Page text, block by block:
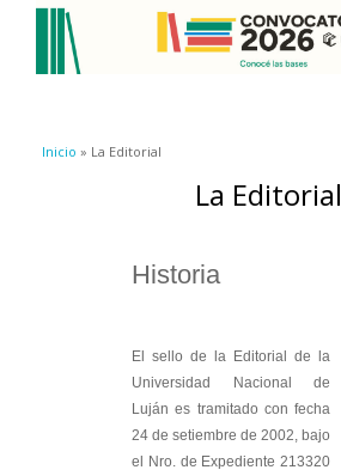
Se encuentra usted aquí
Inicio » La Editorial
La Editorial
Historia
El sello de la Editorial de la
Universidad Nacional de
Luján es tramitado con fecha
24 de setiembre de 2002, bajo
el Nro. de Expediente 213320